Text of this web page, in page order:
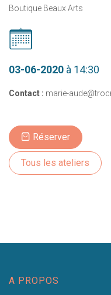
Boutique Beaux Arts
03-06-2020 à 14:30
Contact : marie-
Réserver
Tous les ateliers
A PROPOS